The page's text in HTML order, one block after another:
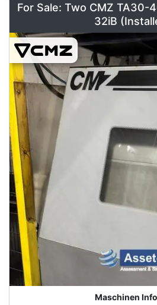
For Sale: Two CMZ TA30-
32iB
Maschinen